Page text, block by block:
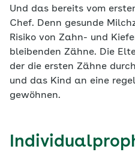
Und das bereits vom
Chef. Denn gesunde
Risiko von Zahn- und
bleibenden Zähne. Die
der die ersten Zähne
und das Kind an eine
gewöhnen.